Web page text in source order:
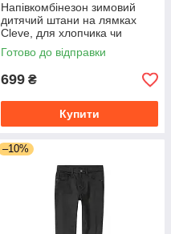
Напівкомбінезон зимовий
дитячий штани на лямках
Cleve, для хлопчика чи
дівчинки, синій колір, розмір
98-104
Готово до відправки
699 ₴
Купити
–10%